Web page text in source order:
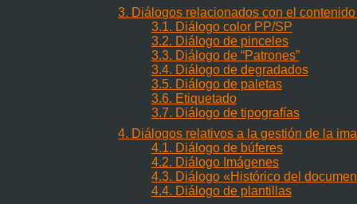
3. Diálogos relacionados con el
3.1. Diálogo color PP/SP
3.2. Diálogo de pinceles
3.3. Diálogo de “Patrones”
3.4. Diálogo de degradados
3.5. Diálogo de paletas
3.6. Etiquetado
3.7. Diálogo de tipografías
4. Diálogos relativos a la gestión de la
4.1. Diálogo de búferes
4.2. Diálogo Imágenes
4.3. Diálogo «Histórico del
4.4. Diálogo de plantillas